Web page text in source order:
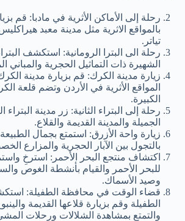
رحلة إلى الأماكن الأثرية في مادبا: قم
بالمواقع الاثرية مثل مدينة معبد
تياتر.
رحلة الى البترا الرومانية: استكشف
الشهيرة ذات التماثيل الحجرية
زيارة مدينة الكرك: قم بزيارة مدينة
المواقع الأثرية في الأردن وتضم قلعة
الكبيرة.
رحلة إلى البتراء الثانية: زر مدينة البتراء
الجميلة والمدينة القديمة والقلاع.
زيارة واحة الأزرق: استمتع بجمال
بالتجول بين الآبار الحجرية والمزارع
اكتشاف منتجع البحر الأحمر: استرخِ
للبحر الأحمر والقيام بأنشطة الغوص
وصيد الأسماك.
قضاء الوقت في محافظة الطفيلة:
الطفيلة وقم بزيارة قلاعها القديمة
والتمتع بمشاهدة الشلالات ورحلات